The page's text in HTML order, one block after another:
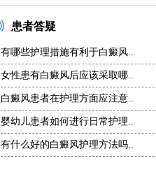
患者答疑
有哪些护理措施有利于白癜风..
女性患有白癜风后应该采取哪..
白癜风患者在护理方面应注意..
婴幼儿患者如何进行日常护理..
有什么好的白癜风护理方法吗..